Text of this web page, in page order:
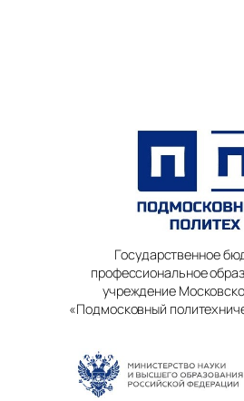
Государственное
профессиональное
учреждение
«Подмосковный